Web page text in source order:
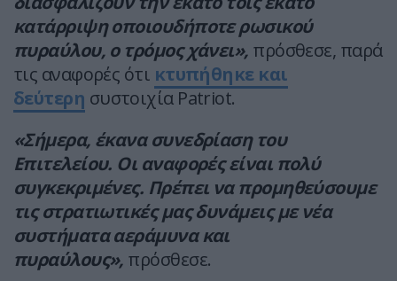
κατάρριψη οποιουδήποτε ρωσικού
πυραύλου, ο τρόμος χάνει», πρόσθεσε, παρά
τις αναφορές ότι κτυπήθηκε και
δεύτερη συστοιχία Patriot.
«Σήμερα, έκανα συνεδρίαση του
Επιτελείου. Οι αναφορές είναι πολύ
συγκεκριμένες. Πρέπει να προμηθεύσουμε
τις στρατιωτικές μας δυνάμεις με νέα
συστήματα αεράμυνα και
πυραύλους», πρόσθεσε.